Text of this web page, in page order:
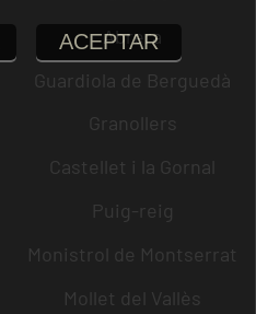
Abrera
Guardiola de Berguedà
Granollers
Castellet i la Gornal
Puig-reig
Monistrol de Montserrat
Mollet del Vallès
ACEPTAR